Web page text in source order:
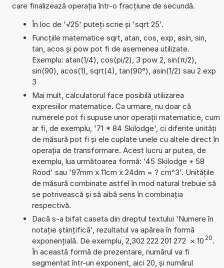
care finalizează operația într-o fracțiune de secundă.
În loc de '√25' puteți scrie și 'sqrt 25'.
Funcțiile matematice sqrt, atan, cos, exp, asin, sin,
tan, acos și pow pot fi de asemenea utilizate.
Exemplu: atan(1/4), cos(pi/2), 3 pow 2, sin(π/2),
sin(90), acos(1), sqrt(4), tan(90°), asin(1/2) sau 2 exp
3
Mai mult, calculatorul face posibilă utilizarea
expresiilor matematice. Ca urmare, nu doar că
numerele pot fi supuse unor operații matematice, cum
ar fi, de exemplu, '71 * 84 Skilodge', ci diferite unități
de măsură pot fi și ele cuplate unele cu altele direct în
operația de transformare. Acest lucru ar putea, de
exemplu, lua următoarea formă: '45 Skilodge + 58
Rood' sau '97mm x 11cm x 24dm = ? cm^3'. Unitățile
de măsură combinate astfel în mod natural trebuie să
se potrivească și să aibă sens în combinația
respectivă.
Dacă s-a bifat caseta din dreptul textului 'Numere în
notație științifică', rezultatul va apărea în formă
exponențială. De exemplu, 2,302 222 201 272 × 10 20.
În această formă de prezentare, numărul va fi
segmentat într-un exponent, aici 20, și numărul